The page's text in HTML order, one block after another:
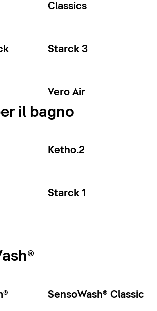
Classics
Starck 3
Vero Air
il bagno
Ketho.2
Starck 1
SensoWash® Classic